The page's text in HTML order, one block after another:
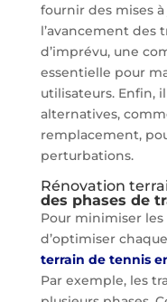
fournir des mises
l’avancement des
d’imprévu, une
essentielle pour
utilisateurs. Enfin,
alternatives,
remplacement,
perturbations.
Rénovation
des phases de
Pour minimiser
d’optimiser
terrain de tennis
Par exemple, les